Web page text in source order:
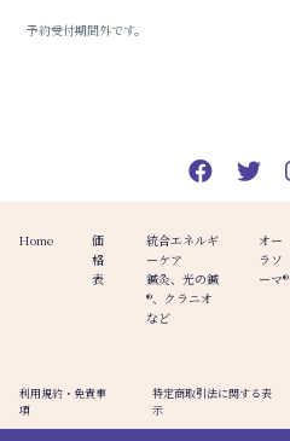
予約受付期間外です。
Home
価
格
表
統合エネルギ
ーケア
鍼灸、光の鍼
®︎、クラニオ
など
オー
ラソ
ーマ®️
利用規約・免責事
項
特定商取引法に関する表
示